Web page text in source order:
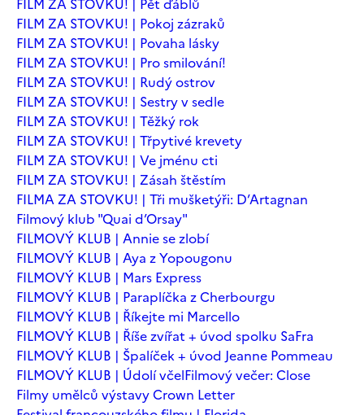
FILM ZA STOVKU! | Pokoj zázraků
FILM ZA STOVKU! | Povaha lásky
FILM ZA STOVKU! | Pro smilování!
FILM ZA STOVKU! | Rudý ostrov
FILM ZA STOVKU! | Sestry v sedle
FILM ZA STOVKU! | Těžký rok
FILM ZA STOVKU! | Třpytivé krevety
FILM ZA STOVKU! | Ve jménu cti
FILM ZA STOVKU! | Zásah štěstím
FILMA ZA STOVKU! | Tři mušketýři: D’Artagnan
Filmový klub "Quai d’Orsay"
FILMOVÝ KLUB | Annie se zlobí
FILMOVÝ KLUB | Aya z Yopougonu
FILMOVÝ KLUB | Mars Express
FILMOVÝ KLUB | Paraplíčka z Cherbourgu
FILMOVÝ KLUB | Říkejte mi Marcello
FILMOVÝ KLUB | Říše zvířat + úvod spolku SaFra
FILMOVÝ KLUB | Špalíček + úvod Jeanne Pommeau
FILMOVÝ KLUB | Údolí včelFilmový večer: Close
Filmy umělců výstavy Crown Letter